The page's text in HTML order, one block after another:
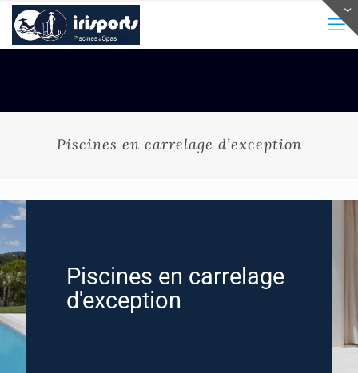
Piscines en carrelage d’exception
Piscines en carrelage
d'exception